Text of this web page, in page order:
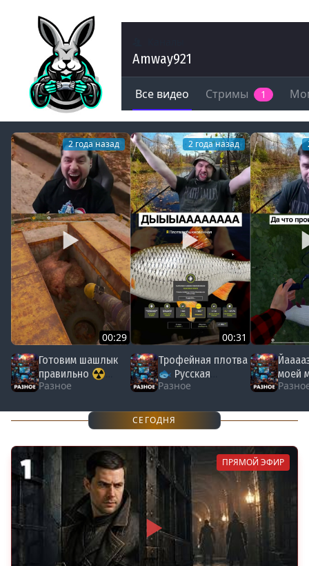
Amway921
Все видео Стримы 1
2 года назад
00:29
Готовим шашлык
правильно ☢️
S.T.A.L.K.E.R. 2: Heart
#сталкер #stalker
Разное
2 года назад
00:31
Трофейная плотва
🐟 Русская
Рыбалка 4 #рыба
#плотва
Разное
моей
СЕГОДНЯ
ПРЯМОЙ ЭФИР